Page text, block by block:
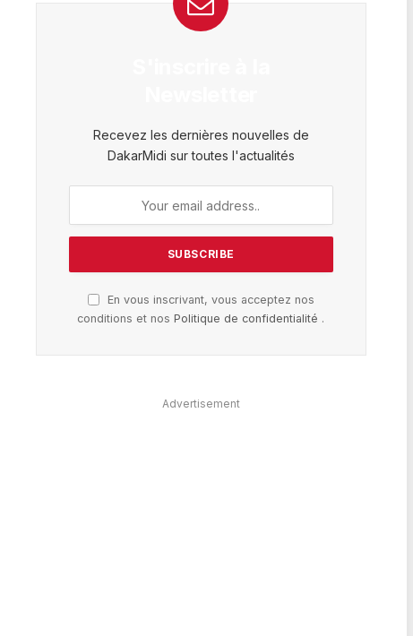
Recevez les dernières nouvelles de
DakarMidi sur toutes l'actualités
En vous inscrivant, vous acceptez nos
conditions et nosPolitique de confidentialité .
Advertisement